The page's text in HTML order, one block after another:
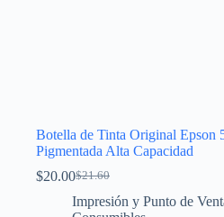
Botella de Tinta Original Epson
Pigmentada Alta Capacidad
$21.60
El
precio
$20.00El
precio
Impresión y Punto de